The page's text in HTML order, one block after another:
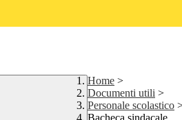
Home >
Documenti utili >
Personale scolastico